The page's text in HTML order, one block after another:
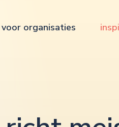
voor organisaties